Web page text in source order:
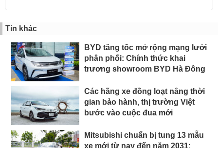
Tin khác
BYD tăng tốc mở rộng mạng lưới
phân phối: Chính thức khai
trương showroom BYD Hà Đông
Các hãng xe đồng loạt nâng thời
gian bảo hành, thị trường Việt
bước vào cuộc đua mới
Mitsubishi chuẩn bị tung 13 mẫu
xe mới từ nay đến năm 2031: